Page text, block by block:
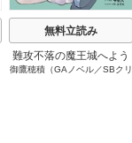
無料立読み
難攻不落の魔王城へよう
こそ～デバフは不要と勇
御鷹穂積（GAノベル／SBクリ